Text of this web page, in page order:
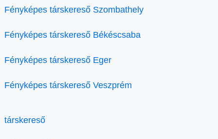
Fényképes társkereső Szombathely
Fényképes társkereső Békéscsaba
Fényképes társkereső Eger
Fényképes társkereső Veszprém
társkereső